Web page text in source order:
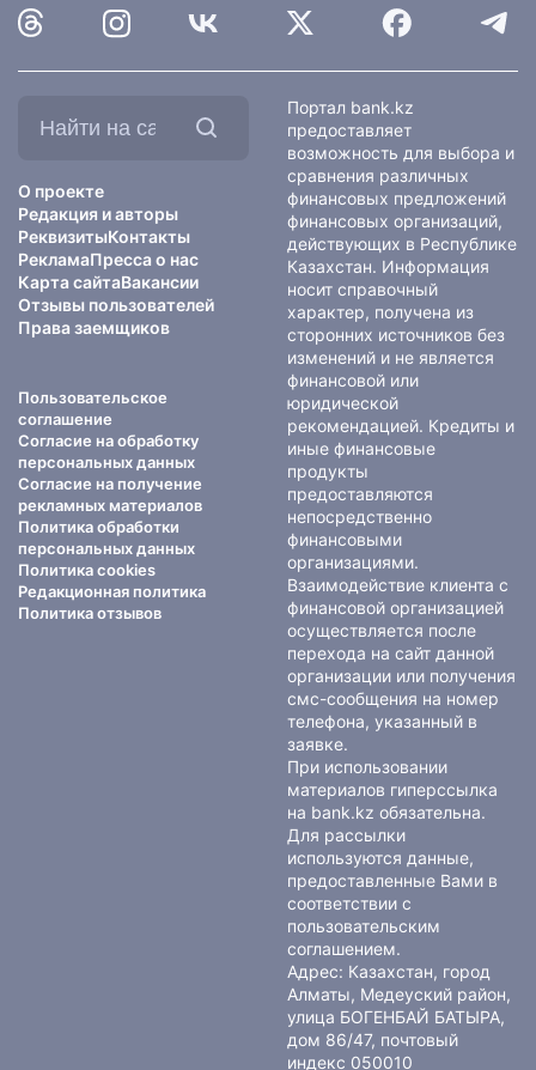
О проекте
Редакция и авторы
РеквизитыКонтакты
РекламаПресса о нас
Карта сайтаВакансии
Отзывы пользователей
Права заемщиков
Пользовательское
соглашение
Согласие на обработку
персональных данных
Согласие на получение
рекламных материалов
Политика обработки
персональных данных
Политика cookies
Редакционная политика
Политика отзывов
Портал bank.kz
предоставляет
возможность для выбора и
сравнения различных
финансовых предложений
финансовых организаций,
действующих в Республике
Казахстан. Информация
носит справочный
характер, получена из
сторонних источников без
изменений и не является
финансовой или
юридической
рекомендацией. Кредиты и
иные финансовые
продукты
предоставляются
непосредственно
финансовыми
организациями.
Взаимодействие клиента с
финансовой организацией
осуществляется после
перехода на сайт данной
организации или получения
смс-сообщения на номер
телефона, указанный в
заявке.
При использовании
материалов гиперссылка
на bank.kz обязательна.
Для рассылки
используются данные,
предоставленные Вами в
соответствии с
пользовательским
соглашением.
Адрес: Казахстан, город
Алматы, Медеуский район,
улица БОГЕНБАЙ БАТЫРА,
дом 86/47, почтовый
индекс 050010